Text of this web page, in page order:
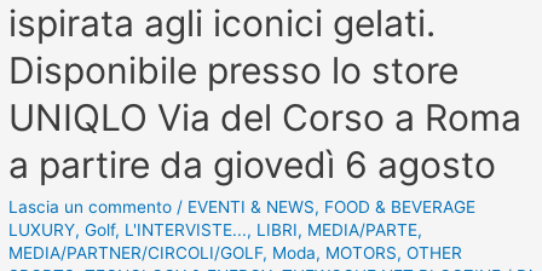
ispirata agli iconici gelati.
Disponibile presso lo store
UNIQLO Via del Corso a Roma
a partire da giovedì 6 agosto
Lascia un commento / EVENTI & NEWS, FOOD & BEVERAGE
LUXURY,Golf, L'INTERVISTE..., LIBRI, MEDIA/PARTE,
MEDIA/PARTNER/CIRCOLI/GOLF, Moda, MOTORS,OTHER